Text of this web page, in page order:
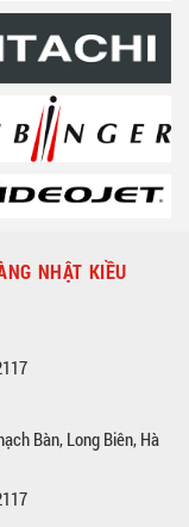
NHẬT KIỀU
Bàn, Long Biên, Hà